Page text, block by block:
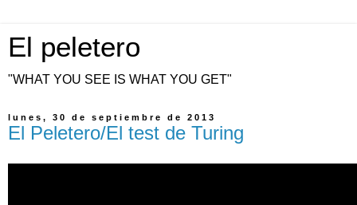
El peletero
"WHAT YOU SEE IS WHAT YOU GET"
lunes, 30 de septiembre de 2013
El Peletero/El test de Turing